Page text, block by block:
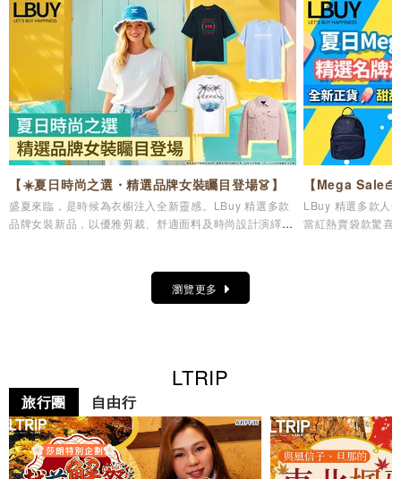
【☀️夏日時尚之選・精選品牌女裝矚目登場👗】
盛夏來臨，是時候為衣櫥注入全新靈感。LBuy 精選多款
品牌女裝新品，以優雅剪裁、舒適面料及時尚設計演繹夏
【Mega
LBuy 精選多款人
當紅熱賣袋款驚喜
瀏覽更多
LTRIP
旅行團 自由行